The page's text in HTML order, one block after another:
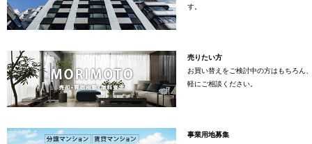
す。
売りたい方
お買い替えをご検討中の方はもちろん
軽にご相談ください。
事業用地募集